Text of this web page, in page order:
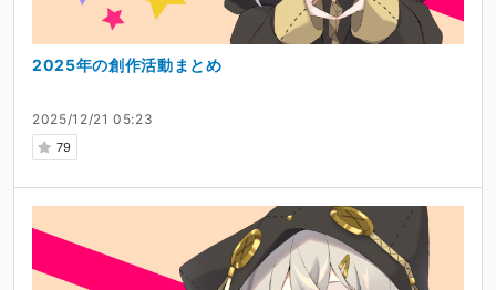
2025/12/21 05:23
79
2025年の創作活動まとめ